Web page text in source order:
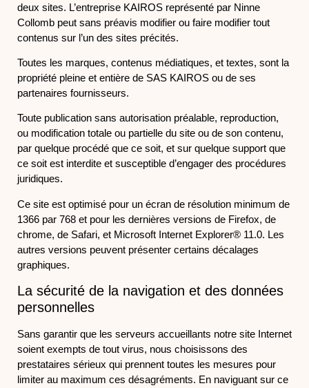
deux sites. L’entreprise KAIROS représenté par Ninne
Collomb peut sans préavis modifier ou faire modifier tout
contenus sur l’un des sites précités.
Toutes les marques, contenus médiatiques, et textes, sont la
propriété pleine et entière de SAS KAIROS ou de ses
partenaires fournisseurs.
Toute publication sans autorisation préalable, reproduction,
ou modification totale ou partielle du site ou de son contenu,
par quelque procédé que ce soit, et sur quelque support que
ce soit est interdite et susceptible d’engager des procédures
juridiques.
Ce site est optimisé pour un écran de résolution minimum de
1366 par 768 et pour les dernières versions de Firefox, de
chrome, de Safari, et Microsoft Internet Explorer® 11.0. Les
autres versions peuvent présenter certains décalages
graphiques.
La sécurité de la navigation et des données
personnelles
Sans garantir que les serveurs accueillants notre site Internet
soient exempts de tout virus, nous choisissons des
prestataires sérieux qui prennent toutes les mesures pour
limiter au maximum ces désagréments. En naviguant sur ce